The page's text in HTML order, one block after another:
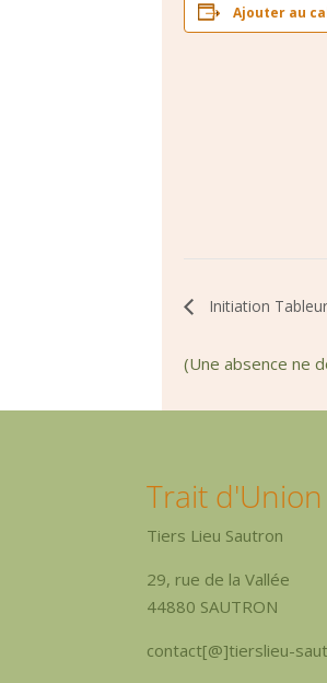
Ajouter au
Initiation
(Une absence ne
Trait d'Union
Tiers Lieu Sautron
29, rue de la Vallée
44880 SAUTRON
contact[@]tierslieu-